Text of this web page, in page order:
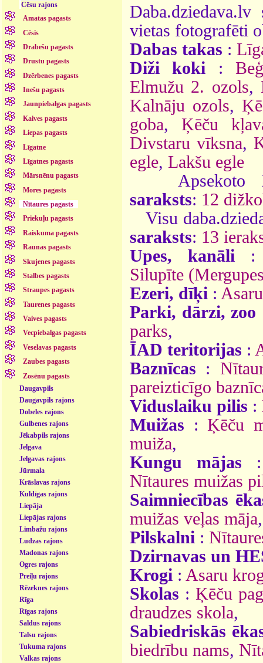
Cēsu rajons
Amatas pagasts
Cēsis
Drabešu pagasts
Drustu pagasts
Dzērbenes pagasts
Inešu pagasts
Jaunpiebalgas pagasts
Kaives pagasts
Liepas pagasts
Līgatne
Līgatnes pagasts
Mārsnēnu pagasts
Mores pagasts
Nītaures pagasts
Priekuļu pagasts
Raiskuma pagasts
Raunas pagasts
Skujenes pagasts
Stalbes pagasts
Straupes pagasts
Taurenes pagasts
Vaives pagasts
Vecpiebalgas pagasts
Veselavas pagasts
Zaubes pagasts
Zosēnu pagasts
Daugavpils
Daugavpils rajons
Dobeles rajons
Gulbenes rajons
Jēkabpils rajons
Jelgava
Jelgavas rajons
Jūrmala
Krāslavas rajons
Kuldīgas rajons
Liepāja
Liepājas rajons
Limbažu rajons
Ludzas rajons
Madonas rajons
Ogres rajons
Preiļu rajons
Rēzeknes rajons
Rīga
Rīgas rajons
Saldus rajons
Talsu rajons
Tukuma rajons
Valkas rajons
vietas fotografēti
Dabas takas :
Diži koki :
Elmužu 2. ozols,
Kalnāju ozols,
goba, Ķēču
Divstaru vīksna,
egle, Lakšu egle
Apsekoto
saraksts: 12
Visu
saraksts: 13
Upes, kanāli
Silupīte
Ezeri, dīķi :
Parki, dārzi, zoo
parks,
ĪAD teritorijas :
Baznīcas :
pareizticīgo
Viduslaiku pilis :
Muižas :Ķēču
muiža,
Kungu mājas
Nītaures muižas
Saimniecības
muižas veļas māja,
Pilskalni :
Dzirnavas un
Krogi : Asaru
Skolas : Ķēču
draudzes skola,
Sabiedriskās
biedrību nams,